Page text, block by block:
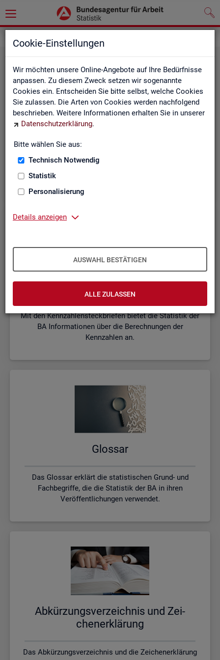
Cookie-Einstellungen
Wir möchten unsere Online-Angebote auf Ihre Bedürfnisse
anpassen. Zu diesem Zweck setzen wir sogenannte
Cookies ein. Entscheiden Sie bitte selbst, welche Cookies
Sie zulassen. Die Arten von Cookies werden nachfolgend
beschrieben. Weitere Informationen erhalten Sie in unserer
Datenschutzerklärung.
Bitte wählen Sie aus:
Technisch Notwendig
Statistik
Personalisierung
Details anzeigen
AUSWAHL BESTÄTIGEN
ALLE ZULASSEN
Die Kurzinformationen geben einen schnellen Überblick
über die Fachstatistiken der Statistik der BA.
Mit den Kennzahlensteckbriefen bietet die Statistik der
BA Informationen über die Berechnungen der
Kennzahlen an.
Glos­sar
Das Glossar erklärt die statistischen Grund- und
Fachbegriffe, die die Statistik der BA in ihren
Veröffentlichungen verwendet.
Ab­kür­zungs­ver­zeich­nis und Zei­
chen­er­klä­rung
Das Abkürzungsverzeichnis und die Zeichenerklärung